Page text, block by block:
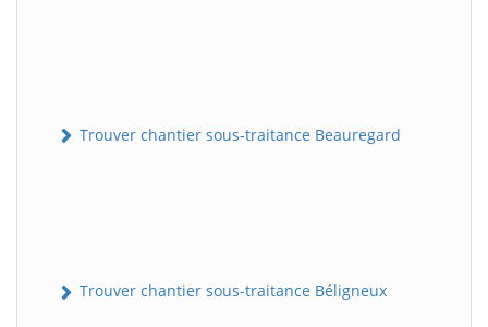
Trouver chantier sous-traitance Beauregard
Trouver chantier sous-traitance Béligneux